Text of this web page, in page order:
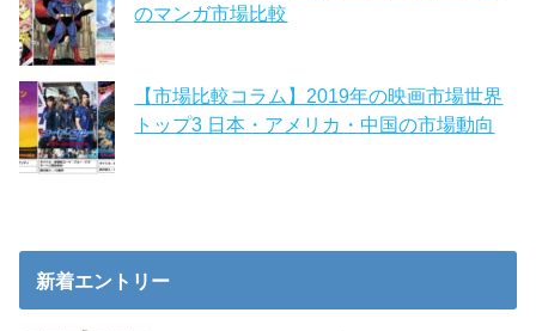
のマンガ市場比較
【市場比較コラム】2019年の映画市場世界
トップ3 日本・アメリカ・中国の市場動向
新着エントリー